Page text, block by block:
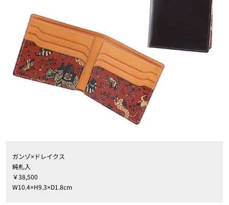
ガンゾ×ドレイクス
純札入
￥38,500
W10.4×H9.3×D1.8cm